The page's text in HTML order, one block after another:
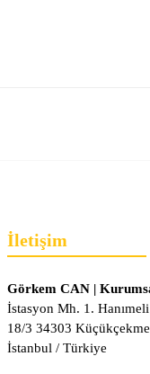
İletişim
Görkem CAN |
İstasyon Mh. 1.
18/3 34303
İstanbul / Türkiye